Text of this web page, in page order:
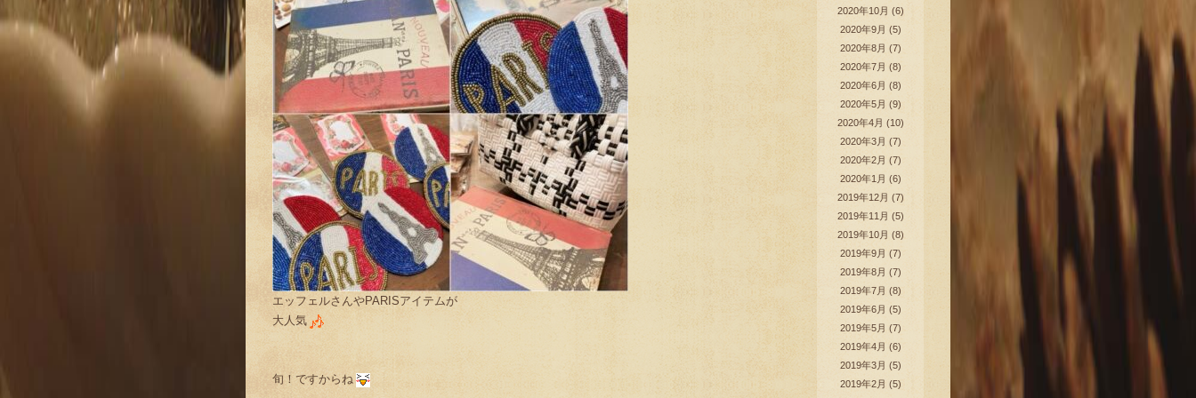
エッフェルさんやPARISアイテムが
大人気
旬！ですからね
2020年10月 (6)
2020年9月 (5)
2020年8月 (7)
2020年7月 (8)
2020年6月 (8)
2020年5月 (9)
2020年4月 (10)
2020年3月 (7)
2020年2月 (7)
2020年1月 (6)
2019年12月 (7)
2019年11月 (5)
2019年10月 (8)
2019年9月 (7)
2019年8月 (7)
2019年7月 (8)
2019年6月 (5)
2019年5月 (7)
2019年4月 (6)
2019年3月 (5)
2019年2月 (5)